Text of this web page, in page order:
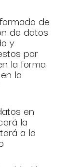
de
de datos
y
por
la forma
la
en
la
a la